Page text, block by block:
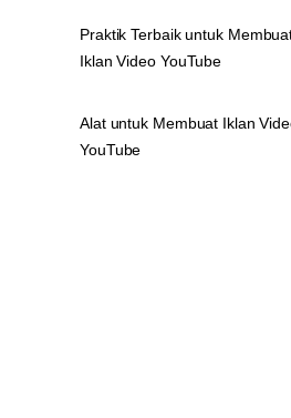
Praktik Terbaik untuk
Iklan Video YouTube
Alat untuk Membuat Iklan
YouTube